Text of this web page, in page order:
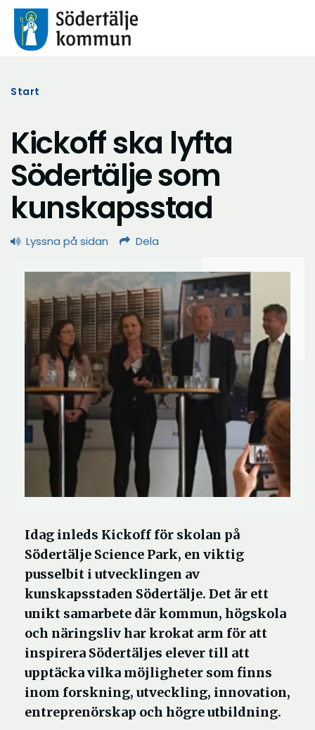
Start
Kickoff ska lyfta
Södertälje som
kunskapsstad
Lyssna på sidan Dela
Idag inleds Kickoff för skolan på
Södertälje Science Park, en viktig
pusselbit i utvecklingen av
kunskapsstaden Södertälje. Det är ett
unikt samarbete där kommun, högskola
och näringsliv har krokat arm för att
inspirera Södertäljes elever till att
upptäcka vilka möjligheter som finns
inom forskning, utveckling, innovation,
entreprenörskap och högre utbildning.